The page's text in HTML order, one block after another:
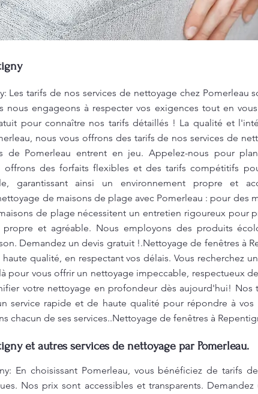
Les tarifs de nos services de nettoyage chez Pomerleau
nous engageons à respecter vos exigences tout en
pour connaître nos tarifs détaillés ! La qualité et
nous vous offrons des tarifs de nos services de
de Pomerleau entrent en jeu. Appelez-nous pour
des forfaits flexibles et des tarifs compétitifs
garantissant ainsi un environnement propre et
de maisons de plage avec Pomerleau : pour des
de plage nécessitent un entretien rigoureux pour
propre et agréable. Nous employons des produits
Demandez un devis gratuit !.Nettoyage de fenêtres à
qualité, en respectant vos délais. Vous recherchez
pour vous offrir un nettoyage impeccable, respectueux
votre nettoyage en profondeur dès aujourd'hui! Nos
service rapide et de haute qualité pour répondre à vos
chacun de ses services..Nettoyage de fenêtres à
et autres services de nettoyage par Pomerleau.
En choisissant Pomerleau, vous bénéficiez de tarifs
Nos prix sont accessibles et transparents.